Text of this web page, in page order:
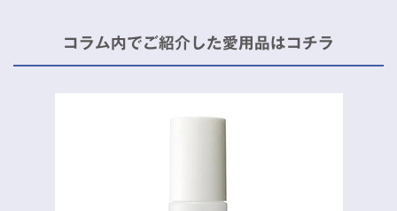
コラム内でご紹介した愛用品はコチラ